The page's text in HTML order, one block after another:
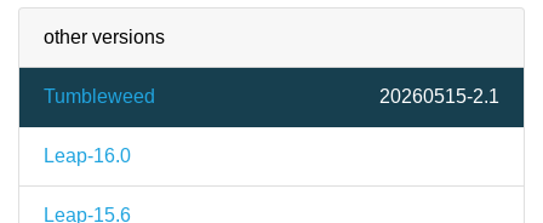
other versions
Tumbleweed 20260515-2.1
Leap-16.0
Leap-15.6